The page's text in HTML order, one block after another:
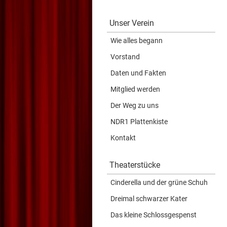
Unser Verein
Wie alles begann
Vorstand
Daten und Fakten
Mitglied werden
Der Weg zu uns
NDR1 Plattenkiste
Kontakt
Theaterstücke
Cinderella und der grüne Schuh
Dreimal schwarzer Kater
Das kleine Schlossgespenst